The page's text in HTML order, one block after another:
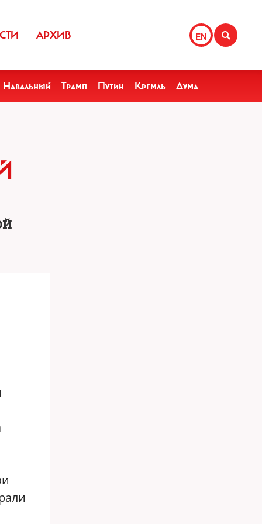
EN
АРХИВ
Навальный Трамп Путин Кремль Дума